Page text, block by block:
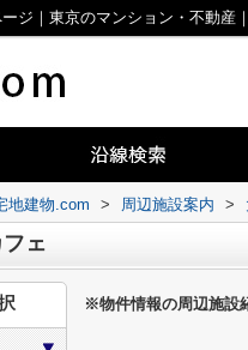
ジ｜東京のマンション・不動産
地建物.com > 周辺施設案内 >
ェ
※物件情報の周辺施設